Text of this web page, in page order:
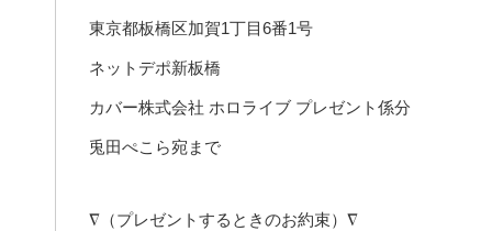
東京都板橋区加賀1丁目6番1号
ネットデポ新板橋
カバー株式会社 ホロライブ プレゼント係分
兎田ぺこら宛まで
∇（プレゼントするときのお約束）∇